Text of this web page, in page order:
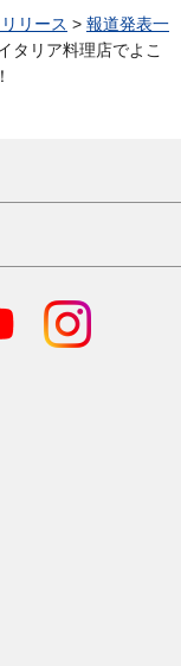
リース > 報道発表一
タリア料理店でよこ